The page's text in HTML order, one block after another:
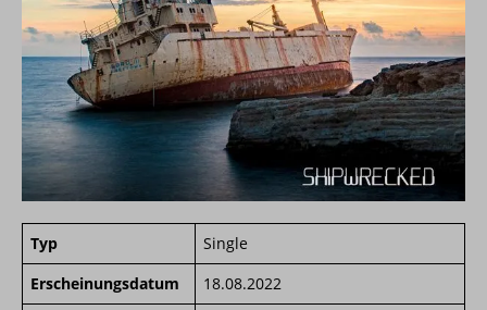
Typ
Single
Erscheinungsdatum
18.08.2022